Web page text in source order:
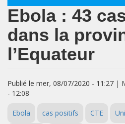
Ebola : 43
dans la
l’Equateur
Publié le mer, 08/07/2020 - 11:27 |
- 12:08
Ebola cas positifs CTE